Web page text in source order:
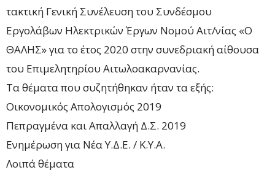
τακτική Γενική Συνέλευση του Συνδέσμου
Εργολάβων Ηλεκτρικών Έργων Νομού Αιτ/νίας «Ο
ΘΑΛΗΣ» για το έτος 2020 στην συνεδριακή αίθουσα
του Επιμελητηρίου Αιτωλοακαρνανίας.
Τα θέματα που συζητήθηκαν ήταν τα εξής:
Οικονομικός Απολογισμός 2019
Πεπραγμένα και Απαλλαγή Δ.Σ. 2019
Ενημέρωση για Νέα Υ.Δ.Ε. / Κ.Υ.Α.
Λοιπά θέματα